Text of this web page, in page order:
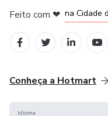
Feito com ❤ na Cidade
Conheça a Hotmart
Idioma